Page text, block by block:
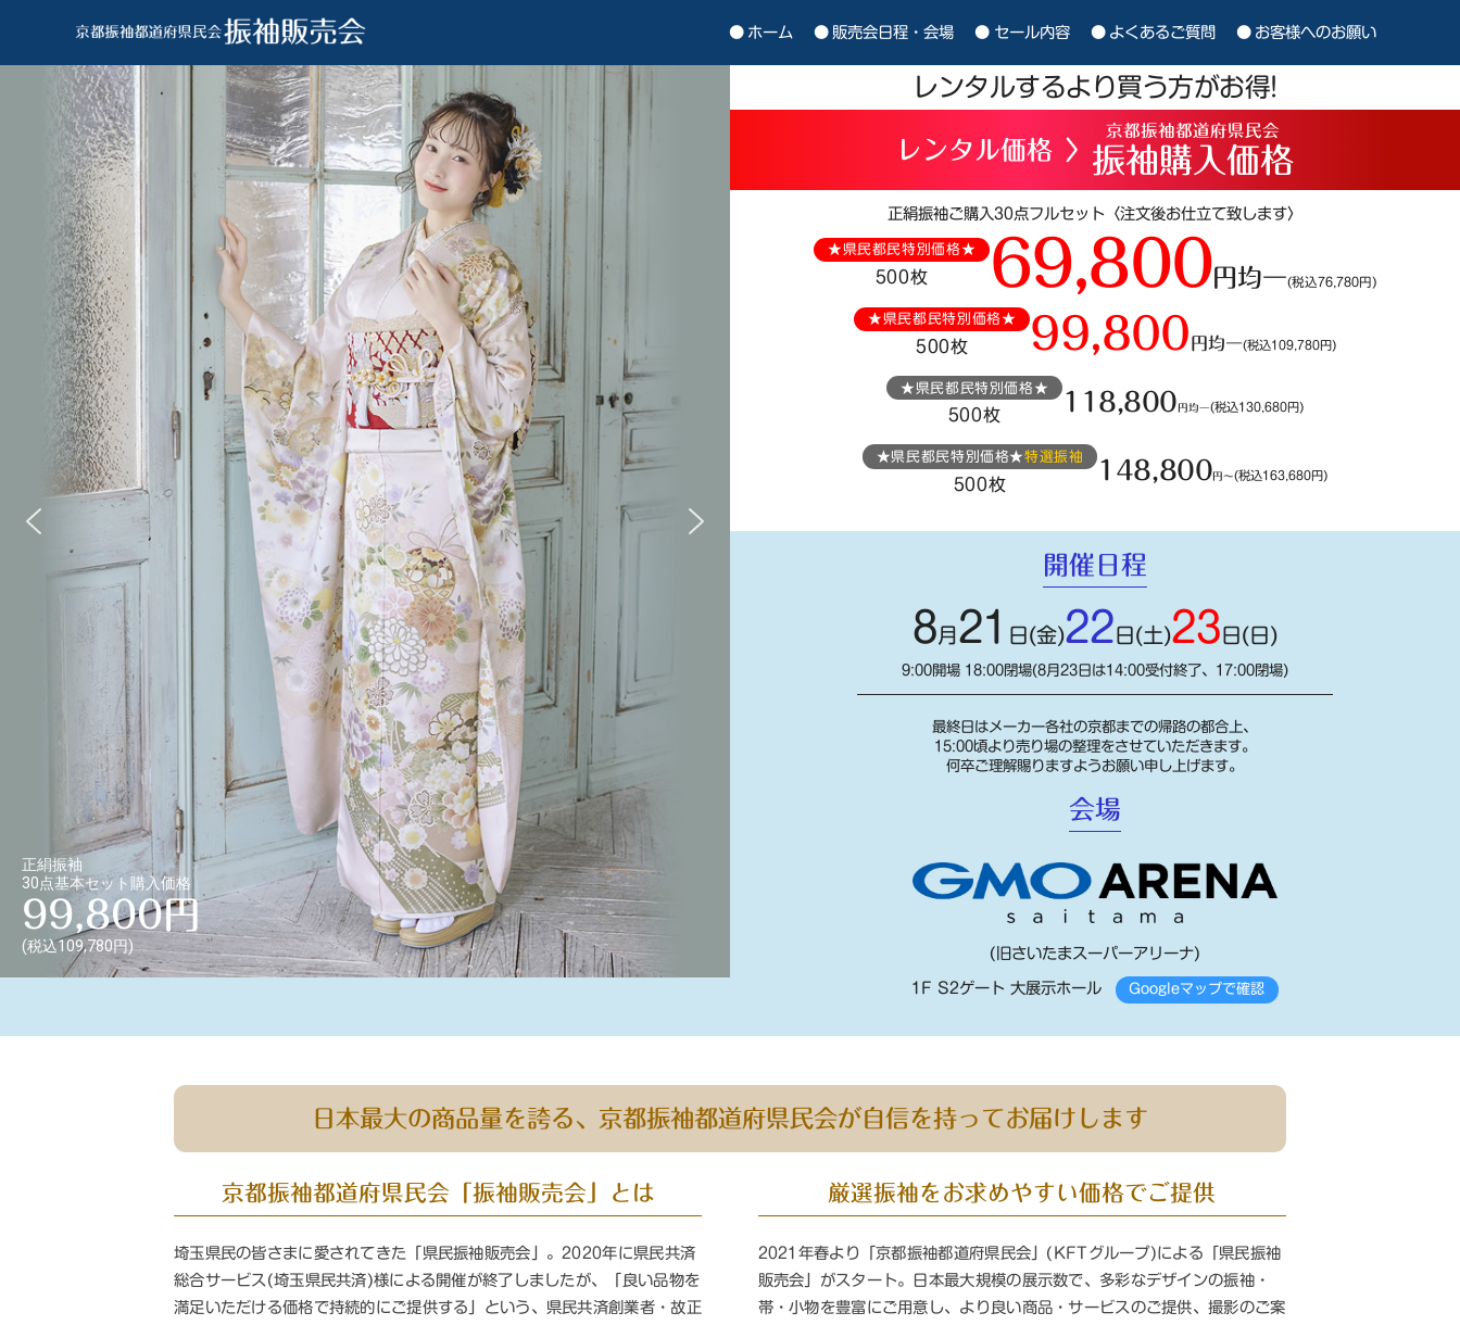
ホーム 販売会日程・会場 セール内容 よくあるご質問 お客様へのお願い
正絹振袖
30点基本セット購入価格
99,800円
(税込109,780円)
レンタルするより買う方がお得!
レンタル価格 〉
京都振袖都道府県民会
振袖購入価格
正絹振袖ご購入30点フルセット 〈注文後お仕立て致します〉
★県民都民特別価格★
500枚 69,800円均一(税込76,780円)
★県民都民特別価格★
500枚 99,800円均一(税込109,780円)
★県民都民特別価格★
500枚
118,800 円均一(税込130,680円)
★県民都民特別価格★特選振袖
500枚
148,800 円〜(税込163,680円)
開催日程
8月21 日(金)22日(土)23日(日)
9:00開場 18:00閉場(8月23日は14:00受付終了、17:00閉場)
最終日はメーカー各社の京都までの帰路の都合上、
15:00頃より売り場の整理をさせていただきます。
何卒ご理解賜りますようお願い申し上げます。
会場
(旧さいたまスーパーアリーナ)
1F S2ゲート 大展示ホール Googleマップで確認
日本最大の商品量を誇る、京都振袖都道府県民会が自信を持ってお届けします
京都振袖都道府県民会 「振袖販売会」とは
埼玉県民の皆さまに愛されてきた「県民振袖販売会」。2020年に県民共済
総合サービス(埼玉県民共済)様による開催が終了しましたが、「良い品物を
満足いただける価格で持続的にご提供する」という、県民共済創業者・故正
厳選振袖をお求めやすい価格でご提供
2021年春より「京都振袖都道府県民会」(KFTグループ)による「県民振袖
販売会」がスタート。日本最大規模の展示数で、多彩なデザインの振袖・
帯・小物を豊富にご用意し、より良い商品・サービスのご提供、撮影のご案